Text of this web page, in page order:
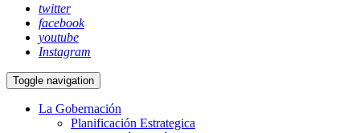
twitter
facebook
youtube
Instagram
Toggle navigation
La Gobernación
Planificación Estrategica